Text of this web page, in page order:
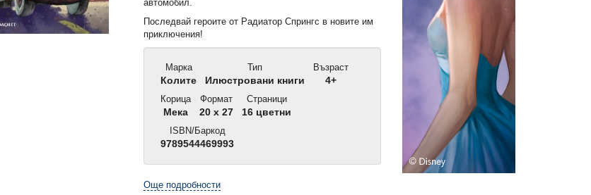
автомобил.
Последвай героите от Радиатор Спрингс в новите им
приключения!
Марка
Колите
Тип
Илюстровани книги
Възраст
4+
Корица
Мека
Формат
20 x 27
Страници
16 цветни
ISBN/Баркод
9789544469993
Още подробности